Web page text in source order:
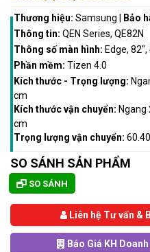
Thương hiệu: Samsung Bảo
Thông tin: QEN Series, QE82N
Thông số màn hình: Edge,
Phần mềm: Tizen 4.0
Kích thước - Trọng lượng:
cm
Kích thước vận chuyển: Ngang
cm
Trọng lượng vận chuyển:
SO SÁNH SẢN PHẨM
SO SÁNH
Liên hệ Tư vấn &
Báo Giá KH